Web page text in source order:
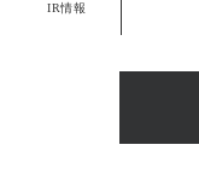
IR情報